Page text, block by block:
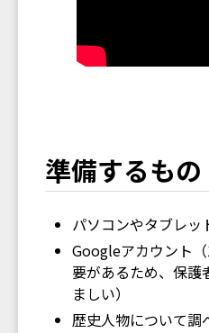
準備するもの
パソコンやタブレッ
Googleアカウント
要があるため、保護
ましい）
歴史人物について調